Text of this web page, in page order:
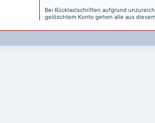
Bei Rücklastschriften aufgrund
gelöschtem Konto gehen alle aus